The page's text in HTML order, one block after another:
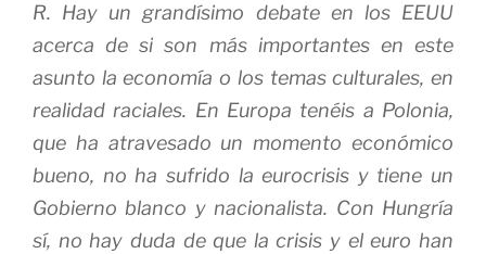
R. Hay un grandísimo debate en los EEUU
acerca de si son más importantes en este
asunto la economía o los temas culturales, en
realidad raciales. En Europa tenéis a Polonia,
que ha atravesado un momento económico
bueno, no ha sufrido la eurocrisis y tiene un
Gobierno blanco y nacionalista. Con Hungría
sí, no hay duda de que la crisis y el euro han